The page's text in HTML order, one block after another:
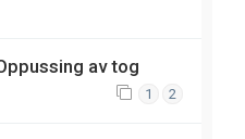
av tog
1 2